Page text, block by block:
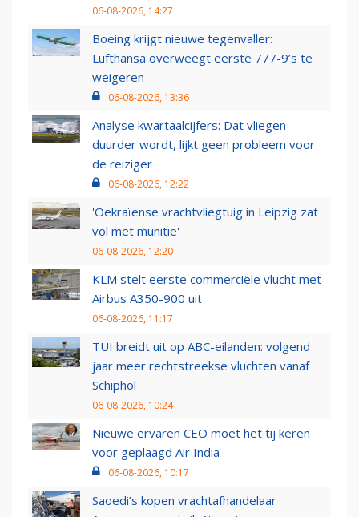
06-08-2026, 14:27
Boeing krijgt nieuwe tegenvaller:
Lufthansa overweegt eerste 777-9’s te
weigeren
06-08-2026, 13:36
Analyse kwartaalcijfers: Dat vliegen
duurder wordt, lijkt geen probleem voor
de reiziger
06-08-2026, 12:22
'Oekraïense vrachtvliegtuig in Leipzig zat
vol met munitie'
06-08-2026, 12:20
KLM stelt eerste commerciële vlucht met
Airbus A350-900 uit
06-08-2026, 11:17
TUI breidt uit op ABC-eilanden: volgend
jaar meer rechtstreekse vluchten vanaf
Schiphol
06-08-2026, 10:24
Nieuwe ervaren CEO moet het tij keren
voor geplaagd Air India
06-08-2026, 10:17
Saoedi’s kopen vrachtafhandelaar